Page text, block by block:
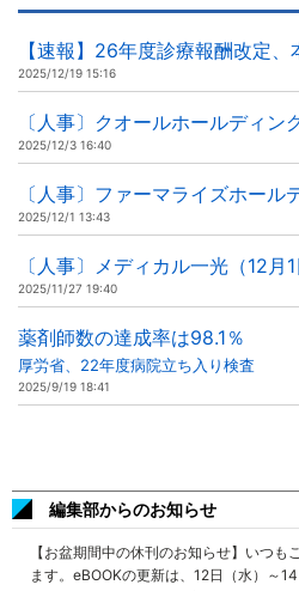
【速報】26年度診療報酬改定
2025/12/19 15:16
〔人事〕クオールホールディン
2025/12/3 16:40
〔人事〕ファーマライズホール
2025/12/1 13:43
〔人事〕メディカル一光（12月1
2025/11/27 19:40
薬剤師数の達成率は98.1％
厚労省、22年度病院立ち入り検査
2025/9/19 18:41
編集部からのお知らせ
【お盆期間中の休刊のお知らせ】いつ
ます。eBOOKの更新は、12日（水）～